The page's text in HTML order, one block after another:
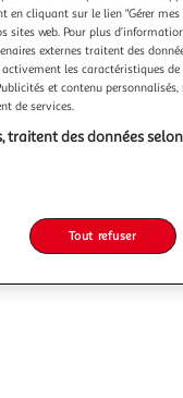
cliquant sur le lien "Gérer mes
web. Pour plus
externes traitent des
les caractéristiques de
et contenu personnalisés,
de services.
traitent des données
Tout refuser